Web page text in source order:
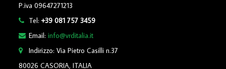
P.iva 09647271213
Tel:+39 081 757 3459
Email:info@vrditalia.it
Indirizzo: Via Pietro Casilli n.37
80026 CASORIA, ITALIA